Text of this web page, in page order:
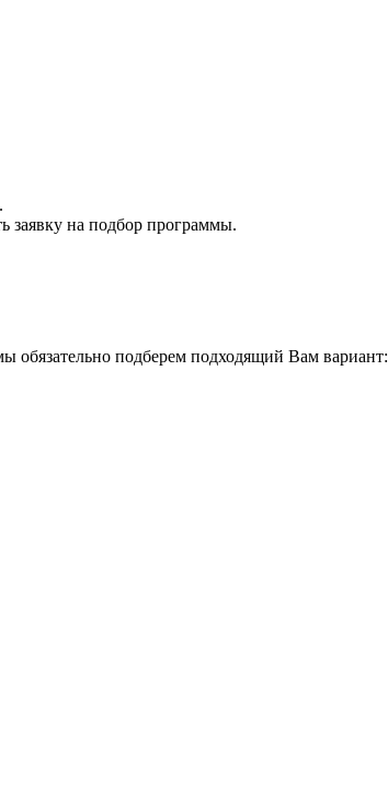
заявку на подбор программы.
обязательно подберем подходящий Вам вариант: